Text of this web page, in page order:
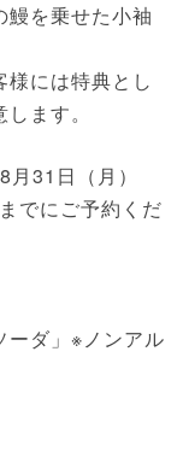
鰻を乗せた小袖
様には特典とし
ます。
31日（月）
でにご予約くだ
ーダ」※ノンアル